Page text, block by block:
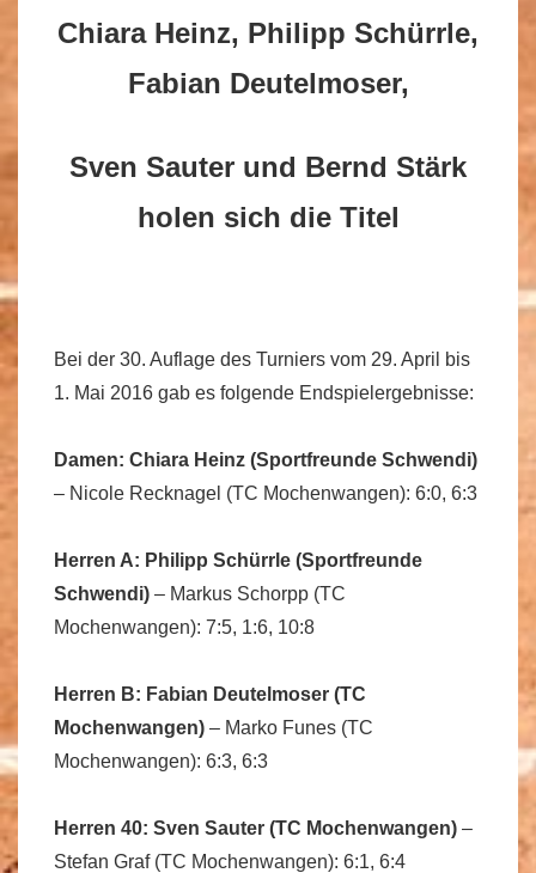
Chiara Heinz, Philipp Schürrle,
Fabian Deutelmoser,
Sven Sauter und Bernd Stärk
holen sich die Titel
Bei der 30. Auflage des Turniers vom 29. April bis
1. Mai 2016 gab es folgende Endspielergebnisse:
Damen: Chiara Heinz (Sportfreunde Schwendi)
– Nicole Recknagel (TC Mochenwangen): 6:0, 6:3
Herren A: Philipp Schürrle (Sportfreunde
Schwendi) – Markus Schorpp (TC
Mochenwangen): 7:5, 1:6, 10:8
Herren B: Fabian Deutelmoser (TC
Mochenwangen) – Marko Funes (TC
Mochenwangen): 6:3, 6:3
Herren 40: Sven Sauter (TC Mochenwangen) –
Stefan Graf (TC Mochenwangen): 6:1, 6:4